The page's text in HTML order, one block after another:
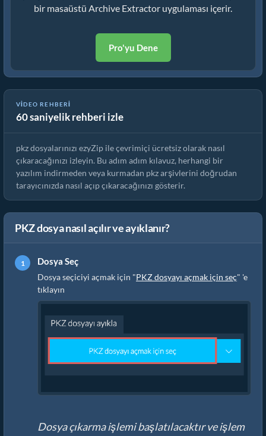
bir masaüstü Archive Extractor uygulaması içerir.
Pro'yu Dene
VIDEO REHBERI
60 saniyelik rehberi izle
ezyZip ile pkz Dosyaları Çevrimiçi Nasıl Çıkarılır (Ücretsiz,
Kurulum Yok)
pkz dosyalarınızı ezyZip ile çevrimiçi ücretsiz olarak nasıl
çıkaracağınızı izleyin. Bu adım adım kılavuz, herhangi bir
yazılım indirmeden veya kurmadan pkz arşivlerini doğrudan
tarayıcınızda nasıl açıp çıkaracağınızı gösterir.
PKZ dosya nasıl açılır ve ayıklanır?
Dosya Seç
Dosya seçiciyi açmak için "PKZ dosyayı açmak için seç" 'e
tıklayın
Dosya çıkarma işlemi başlatılacaktır ve işlem